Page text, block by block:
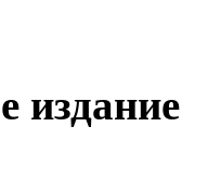
издание